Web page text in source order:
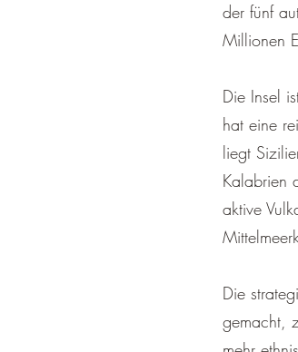
der fünf
Millionen
Die Insel
hat eine
liegt
Kalabrien
aktive
Die
gemacht,